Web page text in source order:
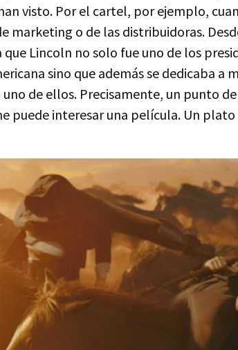
visto. Por el cartel, por ejemplo,
marketing o de las distribuidoras.
que Lincoln no solo fue uno de los
sino que además se dedicaba a
de ellos. Precisamente, un punto
puede interesar una película. Un